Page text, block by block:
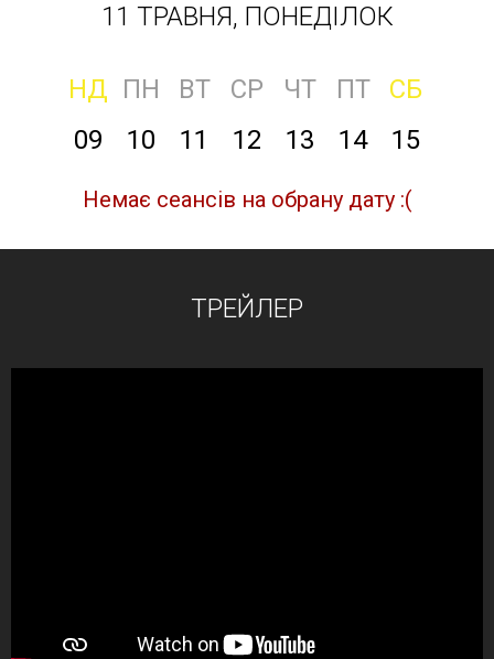
11 ТРАВНЯ, ПОНЕДІЛОК
НД ПН ВТ СР ЧТ ПТ
СБ
09
10 11 12 13 14 15
Немає сеансів на обрану дату :(
ТРЕЙЛЕР